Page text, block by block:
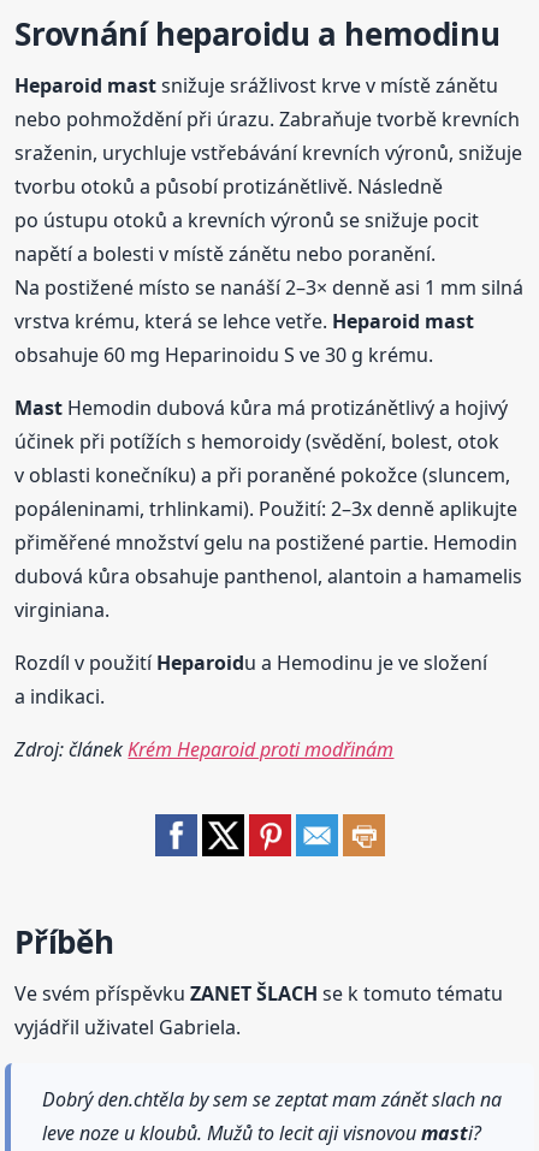
Srovnáníheparoidu a hemodinu
Heparoid mastsnižuje srážlivost krve v místě zánětu
nebo pohmoždění při úrazu. Zabraňuje tvorbě krevních
sraženin, urychluje vstřebávání krevních výronů, snižuje
tvorbu otoků a působí protizánětlivě. Následně
po ústupu otoků a krevních výronů se snižuje pocit
napětí a bolesti v místě zánětu nebo poranění.
Na postižené místo se nanáší 2–3× denně asi 1 mm silná
vrstva krému, která se lehce vetře. Heparoid mast
obsahuje 60 mg Heparinoidu S ve 30 g krému.
Mast Hemodin dubová kůra má protizánětlivý a hojivý
účinek při potížích s hemoroidy (svědění, bolest, otok
v oblasti konečníku) a při poraněné pokožce (sluncem,
popáleninami, trhlinkami). Použití: 2–3x denně aplikujte
přiměřené množství gelu na postižené partie. Hemodin
dubová kůra obsahuje panthenol, alantoin a hamamelis
virginiana.
Rozdíl v použitíHeparoidu a Hemodinu je ve složení
a indikaci.
Zdroj: článekKrém Heparoid proti modřinám
Příběh
Ve svém příspěvkuZANET ŠLACH se k tomuto tématu
vyjádřil uživatel Gabriela.
Dobrý den.chtěla by sem se zeptat mam zánět slach na
leve noze u kloubů. Mužů to lecit aji visnovoumasti?